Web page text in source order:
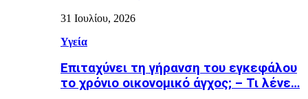
31 Ιουλίου, 2026
Υγεία
Επιταχύνει τη γήρανση του εγκεφάλου
το χρόνιο οικονομικό άγχος; – Τι λένε…